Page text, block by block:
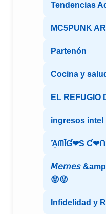
Tendencias
MC5PUNK
Partenón
Cocina y
EL REFUGIO
ingresos intel
ᾋᗰĪƓ❤S Ƈ❤ᑎ
𝘔𝘦𝘮𝘦𝘴
😝😝
Infidelidad y